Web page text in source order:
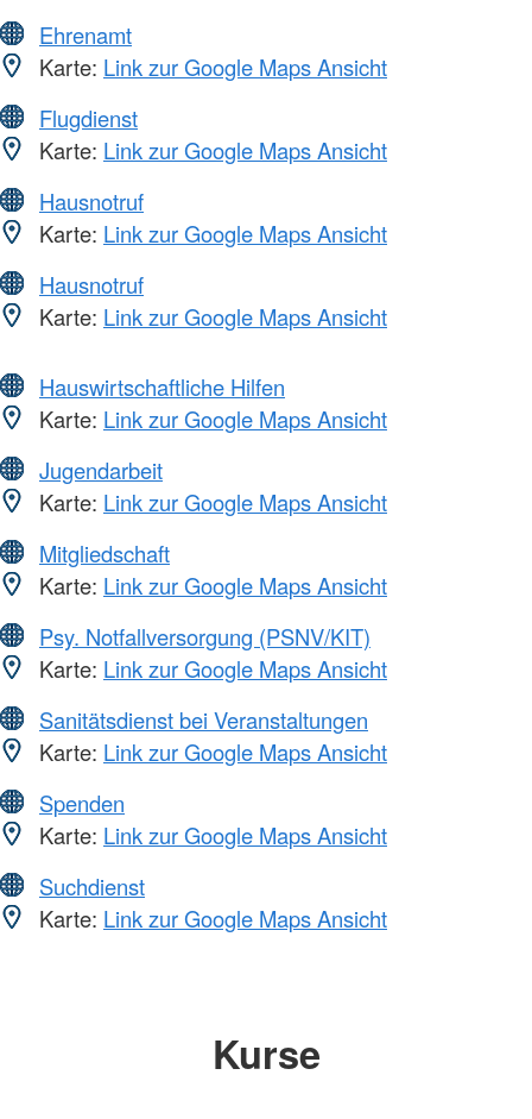
Ehrenamt
Karte: Link zur Google Maps Ansicht
Flugdienst
Karte: Link zur Google Maps Ansicht
Hausnotruf
Karte: Link zur Google Maps Ansicht
Hausnotruf
Karte: Link zur Google Maps Ansicht
Hauswirtschaftliche Hilfen
Karte: Link zur Google Maps Ansicht
Jugendarbeit
Karte: Link zur Google Maps Ansicht
Mitgliedschaft
Karte: Link zur Google Maps Ansicht
Psy. Notfallversorgung (PSNV/KIT)
Karte: Link zur Google Maps Ansicht
Sanitätsdienst bei Veranstaltungen
Karte: Link zur Google Maps Ansicht
Spenden
Karte: Link zur Google Maps Ansicht
Suchdienst
Karte: Link zur Google Maps Ansicht
Kurse